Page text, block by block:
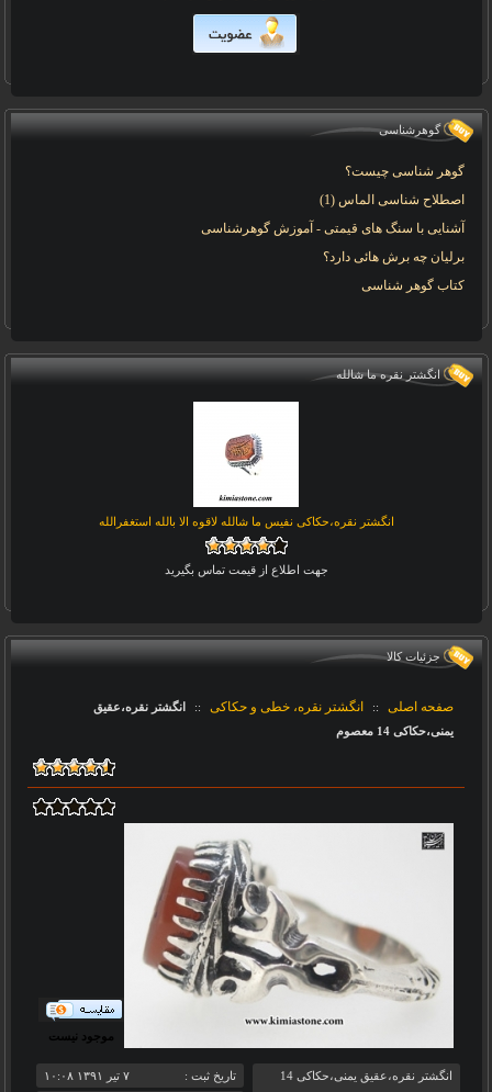
گوهرشناسی
گوهر شناسی چیست؟
اصطلاح شناسی الماس (1)
آشنایی با سنگ های قیمتی - آموزش گوهرشناسی
برلیان چه برش هائی دارد؟
کتاب گوهر شناسی
انگشتر نقره ما شالله
انگشتر نقره،حکاکی نفیس ما شالله لاقوه الا بالله استغفرالله
جهت اطلاع از قیمت تماس بگیرید
جزئيات کالا
صفحه اصلی :: انگشتر نقره، خطی و حکاکی ::
انگشتر نقره،عقیق
یمنی،حکاکی 14 معصوم
موجود نیست
انگشتر نقره،عقیق یمنی،حکاکی 14 ‎۷ تیر ۱۳۹۱ ۱۰:۰۸ تاريخ ثبت :